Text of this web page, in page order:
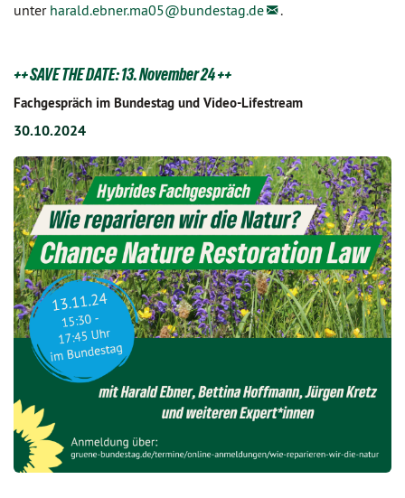
unter harald.ebner.ma05@bundestag.de .
++ SAVE THE DATE: 13. November 24 ++
Fachgespräch im Bundestag und Video-Lifestream
30.10.2024